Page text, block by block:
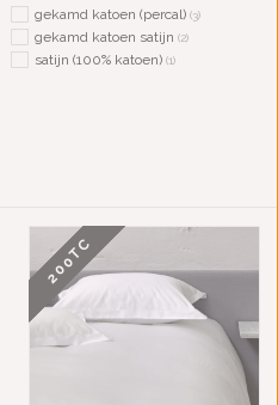
gekamd katoen (percal) (3)
gekamd katoen satijn (2)
satijn (100% katoen) (1)
200TC